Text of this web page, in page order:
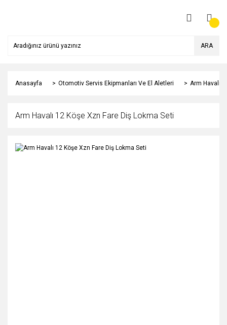
ARA
Anasayfa Otomotiv Servis Ekipmanları Ve El Aletleri Arm Havalı
Arm Havalı 12 Köşe Xzn Fare Diş Lokma Seti